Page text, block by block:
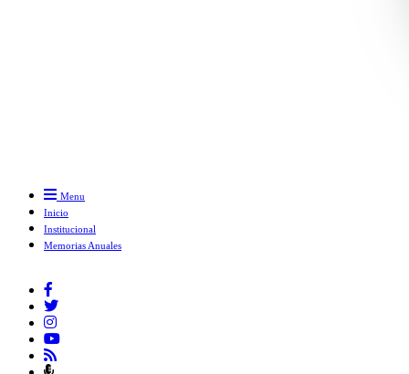
Menu
Inicio
Institucional
Memorias Anuales